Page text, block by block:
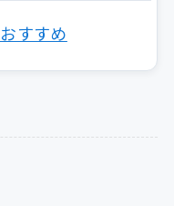
すすめ